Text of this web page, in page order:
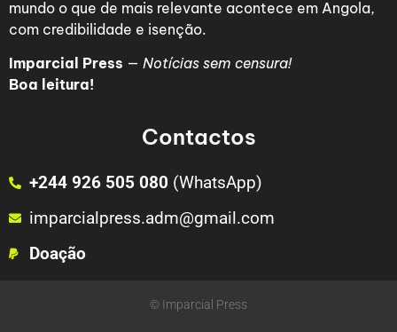
mundo o que de mais relevante acontece em Angola,
com credibilidade e isenção.
Imparcial Press — Notícias sem censura!
Boa leitura!
Contactos
+244 926 505 080 (WhatsApp)
imparcialpress.adm@gmail.com
Doação
© Imparcial Press